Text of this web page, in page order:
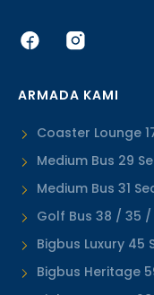
ARMADA KAMI
Coaster Lounge
Medium Bus 29
Medium Bus 31
Golf Bus 38 / 35 /
Bigbus Luxury 45
Bigbus Heritage